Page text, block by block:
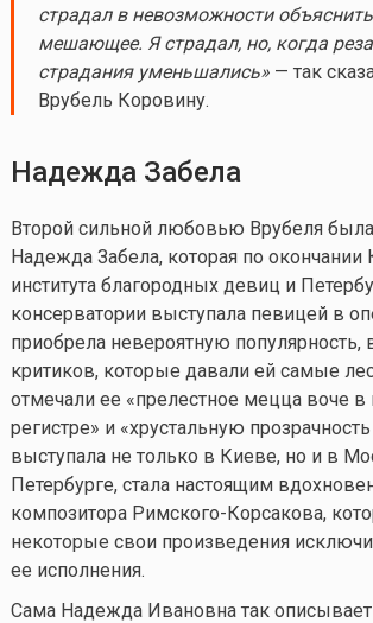
страдал в невозможности
мешающее. Я страдал, но, когда рез
страдания уменьшались»— так
Врубель Коровину.
Надежда Забела
Второй сильной любовью Врубеля
Надежда Забела, которая по окончании
института благородных девиц и
консерватории выступала певицей в
приобрела невероятную популярность,
критиков, которые давали ей самые
отмечали ее «прелестное мецца воче
регистре» и «хрустальную
выступала не только в Киеве, но и в
Петербурге, стала настоящим
композитора Римского-Корсакова,
некоторые свои произведения
ее исполнения.
Сама Надежда Ивановна так описывает